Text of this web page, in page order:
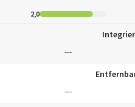
2,0
---
---